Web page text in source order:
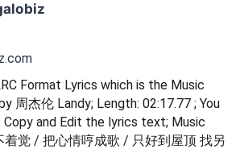
Format Lyrics which is the Music
周杰伦 Landy; Length: 02:17.77 ; You
Copy and Edit the lyrics text; Music
觉 / 把心情哼成歌 / 只好到屋顶 找另